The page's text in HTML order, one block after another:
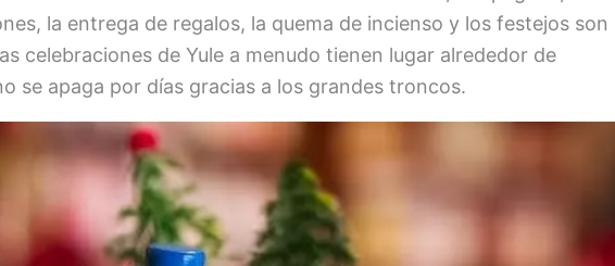
la entrega de regalos, la quema de incienso y los festejos son
celebraciones de Yule a menudo tienen lugar alrededor de
se apaga por días gracias a los grandes troncos.